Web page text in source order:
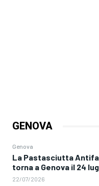
GENOVA
Genova
La Pastasciutta
torna a Genova il 24
22/07/2026